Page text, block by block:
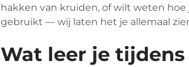
hakken van kruiden, of wilt weten
gebruikt — wij laten het je allemaal
Wat leer je tijdens